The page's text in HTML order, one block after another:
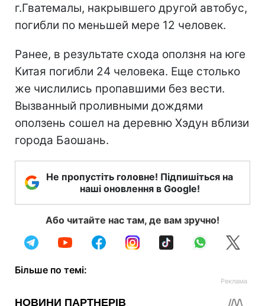
г.Гватемалы, накрывшего другой автобус,
погибли по меньшей мере 12 человек.
Ранее, в результате схода оползня на юге
Китая погибли 24 человека. Еще столько
же числились пропавшими без вести.
Вызванный проливными дождями
оползень сошел на деревню Хэдун вблизи
города Баошань.
Не пропустіть головне! Підпишіться на
наші оновлення в Google!
Або читайте нас там, де вам зручно!
Більше по темі: